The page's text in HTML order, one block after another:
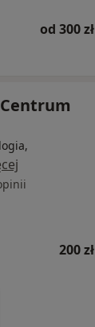
od 300 zł
Centrum
200 zł